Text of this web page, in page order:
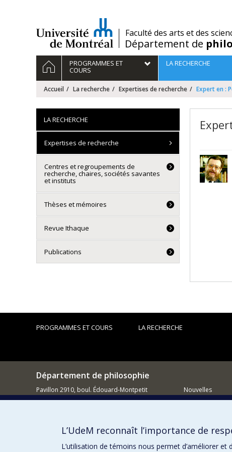
/Faculté des arts et des
Département de
Navigation
principale
ACCUEILPROGRAMMES ET
COURS
LA RECHERCHE
Accueil La recherche Expertises de recherche Expert en :
LA RECHERCHE
Expertises de recherche
Centres et regroupements de
recherche, chaires, sociétés savantes
et instituts
Thèses et mémoires
Revue Ithaque
Publications
PROGRAMMES ET COURS LA RECHERCHE
Département de philosophie
Pavillon 2910, boul. Édouard-Montpetit
Nouvelles
L’UdeM reconnaît l’importance de
L’utilisation de témoins nous permet d’améliorer